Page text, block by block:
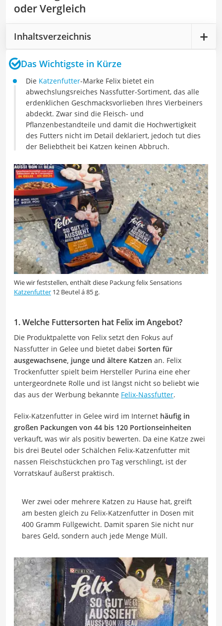
oder Vergleich
Inhaltsverzeichnis
Das Wichtigste in Kürze
Die Katzenfutter-Marke Felix bietet ein
abwechslungsreiches Nassfutter-Sortiment, das alle
erdenklichen Geschmacksvorlieben Ihres Vierbeiners
abdeckt. Zwar sind die Fleisch- und
Pflanzenbestandteile und damit die Hochwertigkeit
des Futters nicht im Detail deklariert, jedoch tut dies
der Beliebtheit bei Katzen keinen Abbruch.
Wie wir feststellen, enthält diese Packung felix Sensations
Katzenfutter 12 Beutel á 85 g.
1. Welche Futtersorten hat Felix im Angebot?
Die Produktpalette von Felix setzt den Fokus auf
Nassfutter in Gelee und bietet dabei Sorten für
ausgewachsene, junge und ältere Katzen an. Felix
Trockenfutter spielt beim Hersteller Purina eine eher
untergeordnete Rolle und ist längst nicht so beliebt wie
das aus der Werbung bekannte Felix-Nassfutter.
Felix-Katzenfutter in Gelee wird im Internet häufig in
großen Packungen von 44 bis 120 Portionseinheiten
verkauft, was wir als positiv bewerten. Da eine Katze zwei
bis drei Beutel oder Schälchen Felix-Katzenfutter mit
nassen Fleischstückchen pro Tag verschlingt, ist der
Vorratskauf äußerst praktisch.
Wer zwei oder mehrere Katzen zu Hause hat, greift
am besten gleich zu Felix-Katzenfutter in Dosen mit
400 Gramm Füllgewicht. Damit sparen Sie nicht nur
bares Geld, sondern auch jede Menge Müll.